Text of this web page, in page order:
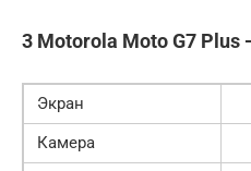
3 Motorola Moto G7 Plus
Экран
Камера